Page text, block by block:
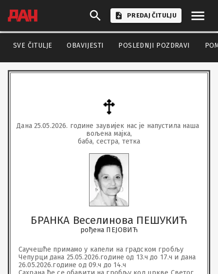
PREDAJ ČITULJU
SVE ČITULJE OBAVIJESTI POSLEDNJI POZDRAVI
Дана 25.05.2026. године заувијек нас је напустила наша
вољена мајка,
баба, сестра, тетка
БРАНКА Веселинова ПЕШУКИЋ
рођена ПЕЈОВИЋ
Саучешће примамо у капели на градском гробљу
Чепурци дана 25.05.2026.године од 13.ч до 17.ч и дана
26.05.2026.године од 09.ч до 14.ч